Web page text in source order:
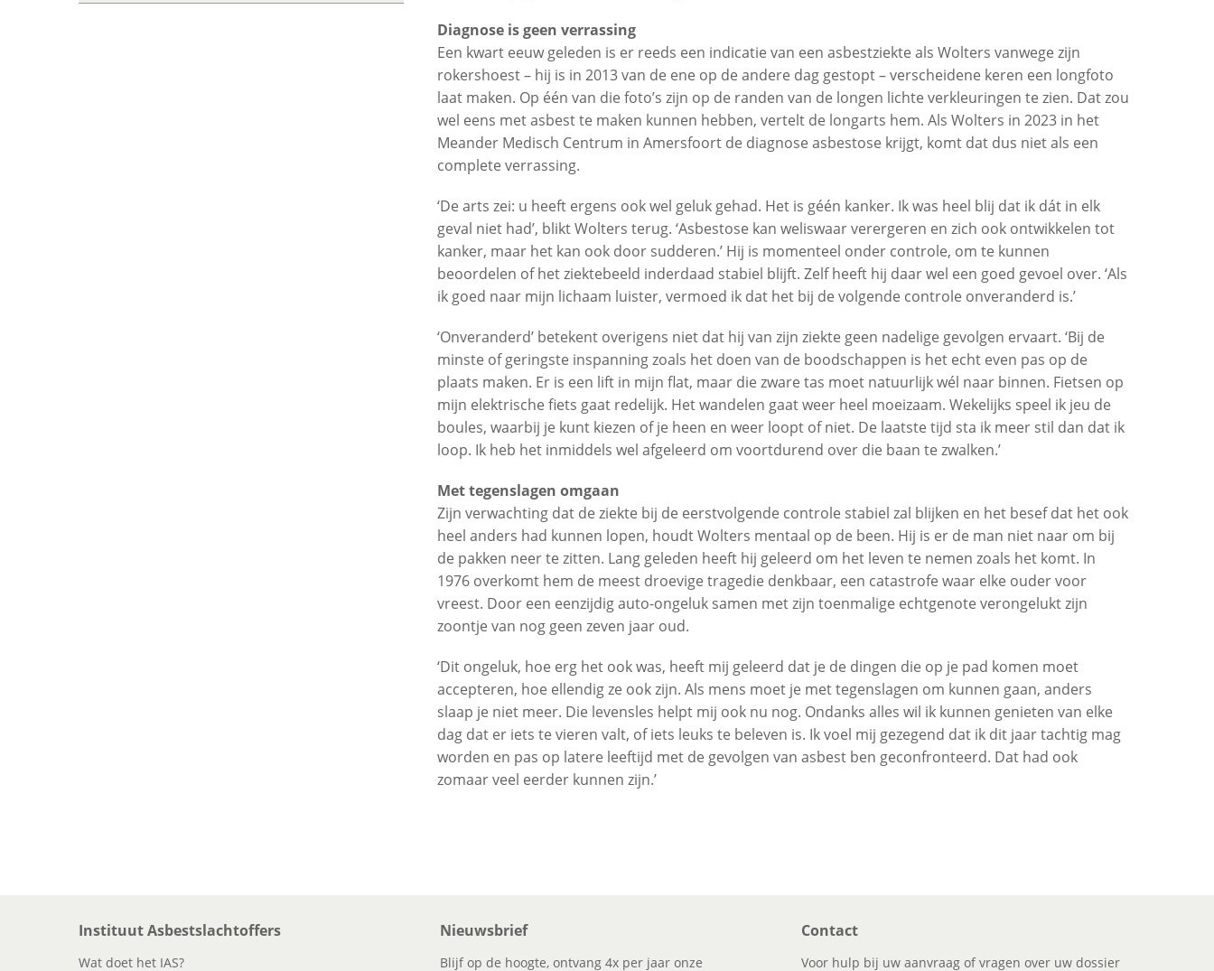
Diagnose is geen verrassing
Een kwart eeuw geleden is er reeds een indicatie van een asbestziekte als Wolters vanwege zijn
rokershoest – hij is in 2013 van de ene op de andere dag gestopt – verscheidene keren een longfoto
laat maken. Op één van die foto’s zijn op de randen van de longen lichte verkleuringen te zien. Dat zou
wel eens met asbest te maken kunnen hebben, vertelt de longarts hem. Als Wolters in 2023 in het
Meander Medisch Centrum in Amersfoort de diagnose asbestose krijgt, komt dat dus niet als een
complete verrassing.
‘De arts zei: u heeft ergens ook wel geluk gehad. Het is géén kanker. Ik was heel blij dat ik dát in elk
geval niet had’, blikt Wolters terug. ‘Asbestose kan weliswaar verergeren en zich ook ontwikkelen tot
kanker, maar het kan ook door sudderen.’ Hij is momenteel onder controle, om te kunnen
beoordelen of het ziektebeeld inderdaad stabiel blijft. Zelf heeft hij daar wel een goed gevoel over. ‘Als
ik goed naar mijn lichaam luister, vermoed ik dat het bij de volgende controle onveranderd is.’
‘Onveranderd’ betekent overigens niet dat hij van zijn ziekte geen nadelige gevolgen ervaart. ‘Bij de
minste of geringste inspanning zoals het doen van de boodschappen is het echt even pas op de
plaats maken. Er is een lift in mijn flat, maar die zware tas moet natuurlijk wél naar binnen. Fietsen op
mijn elektrische fiets gaat redelijk. Het wandelen gaat weer heel moeizaam. Wekelijks speel ik jeu de
boules, waarbij je kunt kiezen of je heen en weer loopt of niet. De laatste tijd sta ik meer stil dan dat ik
loop. Ik heb het inmiddels wel afgeleerd om voortdurend over die baan te zwalken.’
Met tegenslagen omgaan
Zijn verwachting dat de ziekte bij de eerstvolgende controle stabiel zal blijken en het besef dat het ook
heel anders had kunnen lopen, houdt Wolters mentaal op de been. Hij is er de man niet naar om bij
de pakken neer te zitten. Lang geleden heeft hij geleerd om het leven te nemen zoals het komt. In
1976 overkomt hem de meest droevige tragedie denkbaar, een catastrofe waar elke ouder voor
vreest. Door een eenzijdig auto-ongeluk samen met zijn toenmalige echtgenote verongelukt zijn
zoontje van nog geen zeven jaar oud.
‘Dit ongeluk, hoe erg het ook was, heeft mij geleerd dat je de dingen die op je pad komen moet
accepteren, hoe ellendig ze ook zijn. Als mens moet je met tegenslagen om kunnen gaan, anders
slaap je niet meer. Die levensles helpt mij ook nu nog. Ondanks alles wil ik kunnen genieten van elke
dag dat er iets te vieren valt, of iets leuks te beleven is. Ik voel mij gezegend dat ik dit jaar tachtig mag
worden en pas op latere leeftijd met de gevolgen van asbest ben geconfronteerd. Dat had ook
zomaar veel eerder kunnen zijn.’
Instituut Asbestslachtoffers
Wat doet het IAS?
Nieuwsbrief
Blijf op de hoogte, ontvang 4x per jaar onze
Contact
Voor hulp bij uw aanvraag of vragen over uw dossier